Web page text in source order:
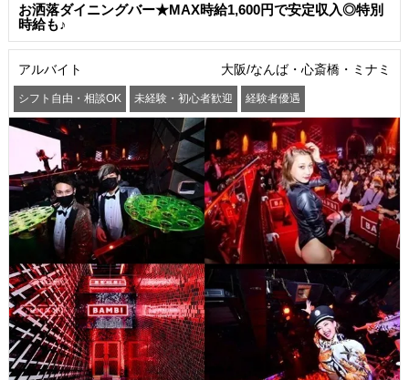
お洒落ダイニングバー★MAX時給1,600円で安定収入◎特別
時給も♪
アルバイト 大阪/なんば・心斎橋・ミナミ
シフト自由・相談OK 未経験・初心者歓迎 経験者優遇
駅から徒歩5分以内 交通費支給 社員登用あり